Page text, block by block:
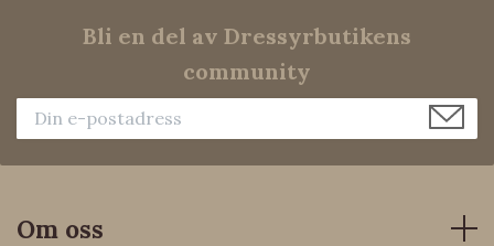
Bli en del av Dressyrbutikens
community
Om oss